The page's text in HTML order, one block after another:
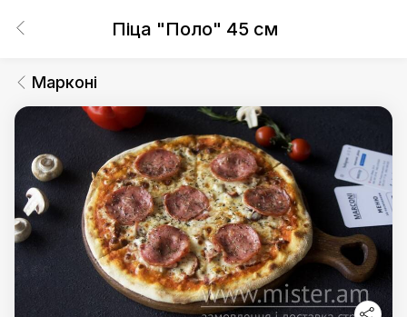
Піца "Поло" 45 см
Марконі